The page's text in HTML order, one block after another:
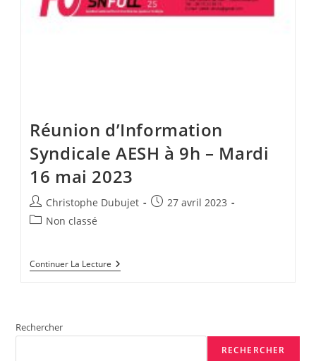
Réunion d’Information
Syndicale AESH à 9h – Mardi
16 mai 2023
Auteur/autrice
de
Christophe Dubujet
Publication
27 avril 2023
PostNon classé
Continuer La Lecture Réunion
D’Information
Rechercher
RECHERCHER